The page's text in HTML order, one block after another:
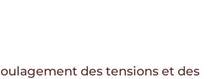
des tensions et des